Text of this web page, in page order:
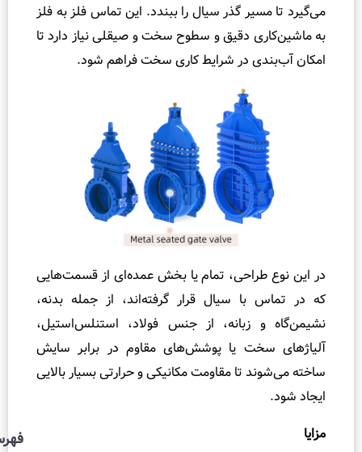
گذر سیال را ببندد. این تماس فلز به فلز
دقیق و سطوح سخت و صیقلی نیاز دارد تا
در شرایط کاری سخت فراهم شود.
تمام یا بخش عمده‌ای از قسمت‌هایی
سیال قرار گرفته‌اند، از جمله بدنه،
زبانه، از جنس فولاد، استنلس‌استیل،
یا پوشش‌های مقاوم در برابر سایش
تا مقاومت مکانیکی و حرارتی بسیار بالایی
ل
و
چ
ی